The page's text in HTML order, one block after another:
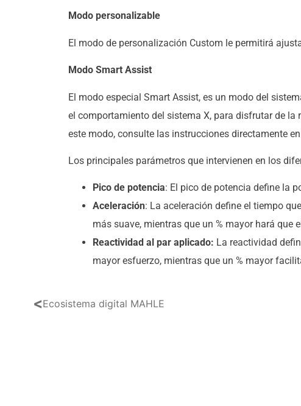
Modo personalizable
El modo de personalización Custom le permitirá
Modo Smart Assist
El modo especial Smart Assist, es un modo del
el comportamiento del sistema X, para disfrutar de
este modo, consulte las instrucciones directamente en
Los principales parámetros que intervienen en los
Pico de potencia: El pico de potencia define la
Aceleración: La aceleración define el tiempo
más suave, mientras que un % mayor hará que
Reactividad al par aplicado: La reactividad
mayor esfuerzo, mientras que un % mayor
<Ecosistema digital MAHLE